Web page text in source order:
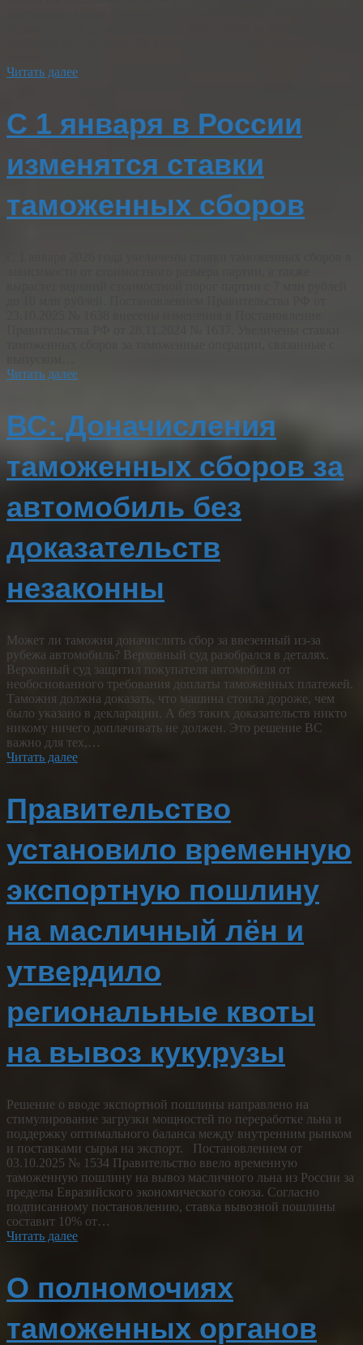
Читать далее
С 1 января в России
изменятся ставки
таможенных сборов
Читать далее
ВС: Доначисления
таможенных сборов за
автомобиль без
доказательств
незаконны
Может ли таможня доначислить сбор за ввезенный из-за
рубежа автомобиль? Верховный суд разобрался в деталях.
Верховный суд защитил покупателя автомобиля от
необоснованного требования доплаты таможенных платежей.
Таможня должна доказать, что машина стоила дороже, чем
было указано в декларации. А без таких доказательств никто
никому ничего доплачивать не должен. Это решение ВС
важно для тех,…
Читать далее
Правительство
установило временную
экспортную пошлину
на масличный лён и
утвердило
региональные квоты
на вывоз кукурузы
Решение о вводе экспортной пошлины направлено на
стимулирование загрузки мощностей по переработке льна и
поддержку оптимального баланса между внутренним рынком
и поставками сырья на экспорт. Постановлением от
03.10.2025 № 1534 Правительство ввело временную
таможенную пошлину на вывоз масличного льна из России за
пределы Евразийского экономического союза. Согласно
подписанному постановлению, ставка вывозной пошлины
составит 10% от…
Читать далее
О полномочиях
таможенных органов